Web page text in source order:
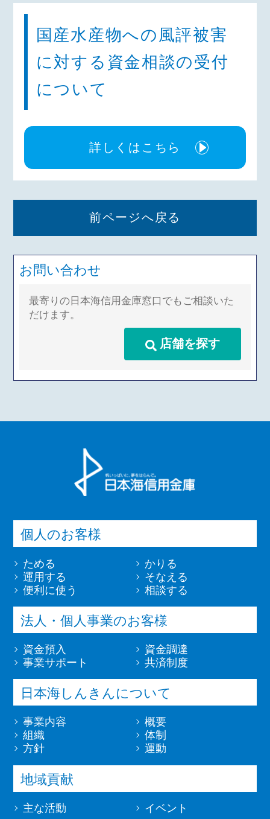
国産水産物への風評被害
に対する資金相談の受付
について
詳しくはこちら
前ページへ戻る
お問い合わせ
最寄りの日本海信用金庫窓口でもご相談いた
だけます。
店舗を探す
個人のお客様
ためる
かりる
運用する
そなえる
便利に使う
相談する
法人・個人事業のお客様
資金預入
資金調達
事業サポート
共済制度
日本海しんきんについて
事業内容
概要
組織
体制
方針
運動
地域貢献
主な活動 イベント